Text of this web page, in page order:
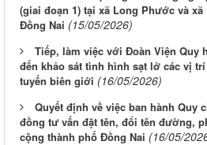
(giai đoạn 1) tại xã Long Phước và
Đồng Nai (15/05/2026)
Tiếp, làm việc với Đoàn Viện Quy
đến khảo sát tình hình sạt lở các vị
tuyến biên giới (16/05/2026)
Quyết định về việc ban hành Quy
đồng tư vấn đặt tên, đổi tên đường,
cộng thành phố Đồng Nai (16/05/